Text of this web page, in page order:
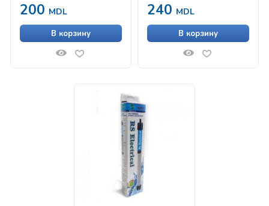
200 MDL
В корзину
240 MDL
В корзину